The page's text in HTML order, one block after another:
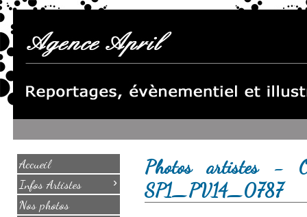
Accueil
Infos Artistes
›
Nos photos
Photos artistes -
SP1_PV14_0787